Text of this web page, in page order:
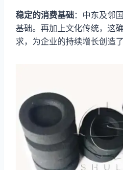
稳定的消费基础：中东及邻
基础。再加上文化传统，这
求，为企业的持续增长创造